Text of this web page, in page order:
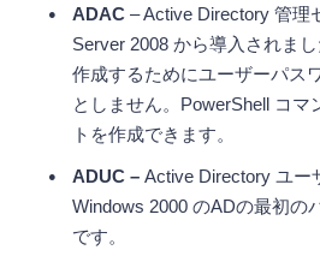
ADAC – Active Directory 管理
Server 2008 から導入されま
作成するためにユーザーパス
としません。PowerShell コ
トを作成できます。
ADUC – Active Directory ユー
Windows 2000 のADの最初の
です。